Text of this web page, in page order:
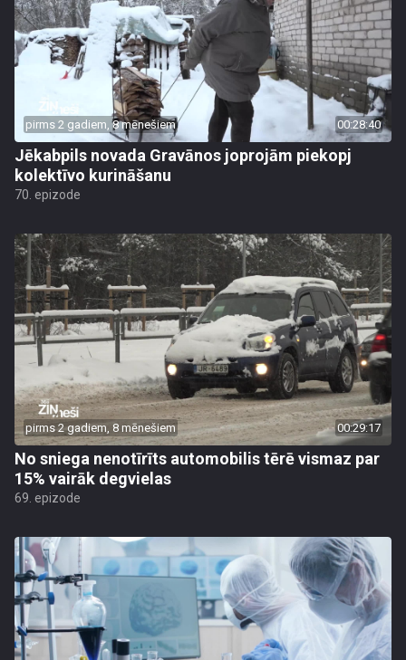
pirms 2 gadiem, 8 mēnešiem 00:28:40
Jēkabpils novada Gravānos joprojām piekopj
kolektīvo kurināšanu
70. epizode
pirms 2 gadiem, 8 mēnešiem 00:29:17
No sniega nenotīrīts automobilis tērē vismaz par
15% vairāk degvielas
69. epizode